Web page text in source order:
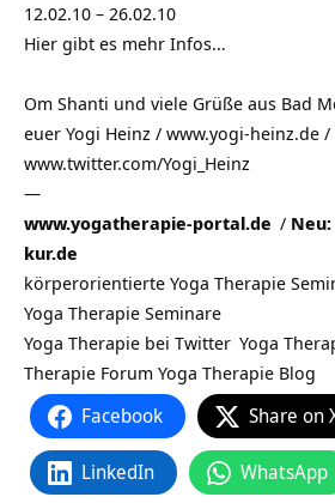
12.02.10 – 26.02.10
Hier gibt es mehr Infos…
Om Shanti und viele Grüße aus Bad
euer Yogi Heinz / www.yogi-heinz.de /
www.twitter.com/Yogi_Heinz
—
www.yogatherapie-portal.de /
kur.de
körperorientierte Yoga Therapie
Yoga Therapie Seminare
Yoga Therapie bei Twitter Yoga
Therapie Forum Yoga Therapie Blog
Facebook Share on
LinkedIn WhatsApp